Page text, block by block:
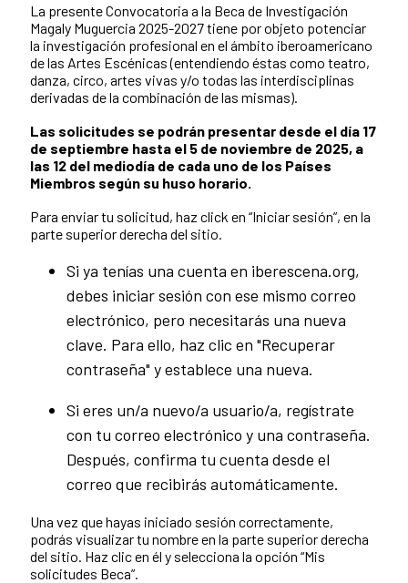
La presente Convocatoria a la Beca de Investigación
Magaly Muguercia 2025-2027 tiene por objeto potenciar
la investigación profesional en el ámbito iberoamericano
de las Artes Escénicas (entendiendo éstas como teatro,
danza, circo, artes vivas y/o todas las interdisciplinas
derivadas de la combinación de las mismas).
Las solicitudes se podrán presentar desde el día 17
de septiembre hasta el 5 de noviembre de 2025, a
las 12 del mediodía de cada uno de los Países
Miembros según su huso horario.
Para enviar tu solicitud, haz click en “Iniciar sesión”, en la
parte superior derecha del sitio.
Si ya tenías una cuenta en iberescena.org,
debes iniciar sesión con ese mismo correo
electrónico, pero necesitarás una nueva
clave. Para ello, haz clic en "Recuperar
contraseña" y establece una nueva.
Si eres un/a nuevo/a usuario/a, regístrate
con tu correo electrónico y una contraseña.
Después, confirma tu cuenta desde el
correo que recibirás automáticamente.
Una vez que hayas iniciado sesión correctamente,
podrás visualizar tu nombre en la parte superior derecha
del sitio. Haz clic en él y selecciona la opción “Mis
solicitudes Beca”.